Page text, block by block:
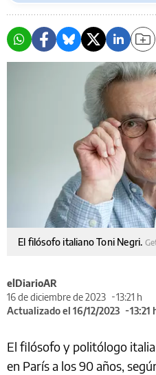
El filósofo italiano Toni Negri.
elDiarioAR
16 de diciembre de 2023
13:21 h
Actualizado el 16/12/2023
13:21
El filósofo y politólogo
en París a los 90 años,